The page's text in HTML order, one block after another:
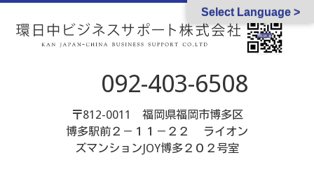
092-403-6508
〒812-0011 福岡県福岡市博多区
博多駅前２－１１－２２ ライオン
ズマンションJOY博多２０２号室
Select Language >